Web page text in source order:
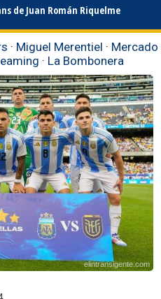
de Juan Román Riquelme
· Miguel Merentiel · Mercado
· La Bombonera
elintransigente.com